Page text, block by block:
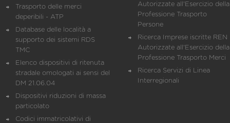
Trasporto delle merci
deperibili - ATP
Database delle località a
supporto dei sistemi RDS
TMC
Elenco dispositivi di ritenuta
stradale omologati ai sensi del
DM 21.06.04
Dispositivi riduzioni di massa
particolato
Codici immatricolativi di
Autorizzate all'Esercizio della
Professione Trasporto
Persone
Ricerca Imprese iscritte REN
Autorizzate all'Esercizio della
Professione Trasporto Merci
Ricerca Servizi di Linea
Interregionali